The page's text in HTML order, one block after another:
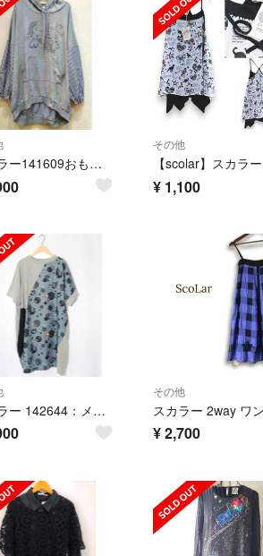
スカラー141609おもちゃで遊ぶアニマルプリント ストライプ切替プルオーバー
その他
¥ 1,100
スカラー 142644：メルヘンドットシフォン切替ワンピース
その他
¥2,700